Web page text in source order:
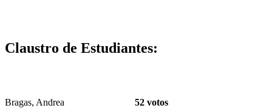
Claustro de Estudiantes:
Bragas, Andrea 52 votos